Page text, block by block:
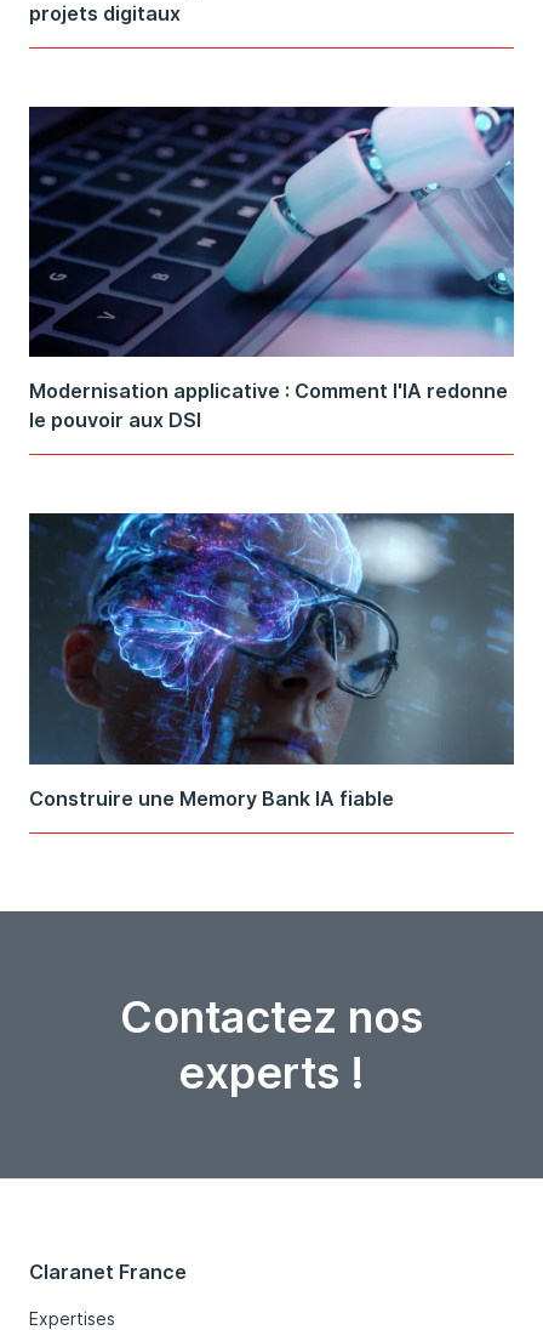
projets digitaux
Modernisation applicative : Comment l'IA redonne
le pouvoir aux DSI
Construire une Memory Bank IA fiable
Contactez nos
experts !
Claranet France
Expertises